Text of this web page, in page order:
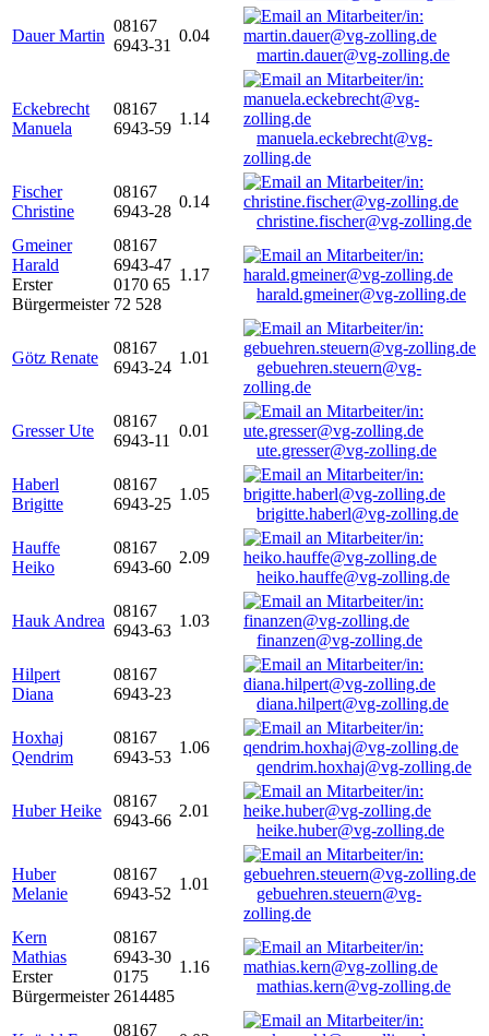
Dauer Martin
08167
6943-31
0.04
martin.dauer@vg-zolling.de
Eckebrecht
Manuela
08167
6943-59
1.14
manuela.eckebrecht@vg-
zolling.de
Fischer
Christine
08167
6943-28
0.14
christine.fischer@vg-zolling.de
Gmeiner
Harald
Erster
Bürgermeister
08167
6943-47
0170 65
72 528
1.17
harald.gmeiner@vg-zolling.de
Götz Renate
08167
6943-24
1.01
gebuehren.steuern@vg-
zolling.de
Gresser Ute
08167
6943-11
0.01
ute.gresser@vg-zolling.de
Haberl
Brigitte
08167
6943-25
1.05
brigitte.haberl@vg-zolling.de
Hauffe
Heiko
08167
6943-60
2.09
heiko.hauffe@vg-zolling.de
Hauk Andrea
08167
6943-63
1.03
finanzen@vg-zolling.de
Hilpert
Diana
08167
6943-23
diana.hilpert@vg-zolling.de
Hoxhaj
Qendrim
08167
6943-53
1.06
qendrim.hoxhaj@vg-zolling.de
Huber Heike
08167
6943-66
2.01
heike.huber@vg-zolling.de
Huber
Melanie
08167
6943-52
1.01
gebuehren.steuern@vg-
zolling.de
Kern
Mathias
Erster
Bürgermeister
08167
6943-30
0175
2614485
1.16
mathias.kern@vg-zolling.de
08167